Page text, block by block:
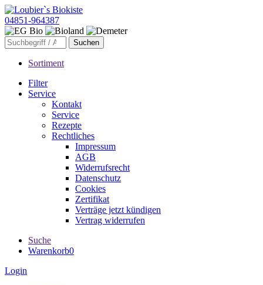
04851-964387
Sortiment
Filter
Service
Kontakt
Service
Rezepte
Rechtliches
Impressum
AGB
Widerrufsrecht
Datenschutz
Cookies
Zertifikat
Verträge jetzt kündigen
Vertrag widerrufen
Suche
Warenkorb0
Login